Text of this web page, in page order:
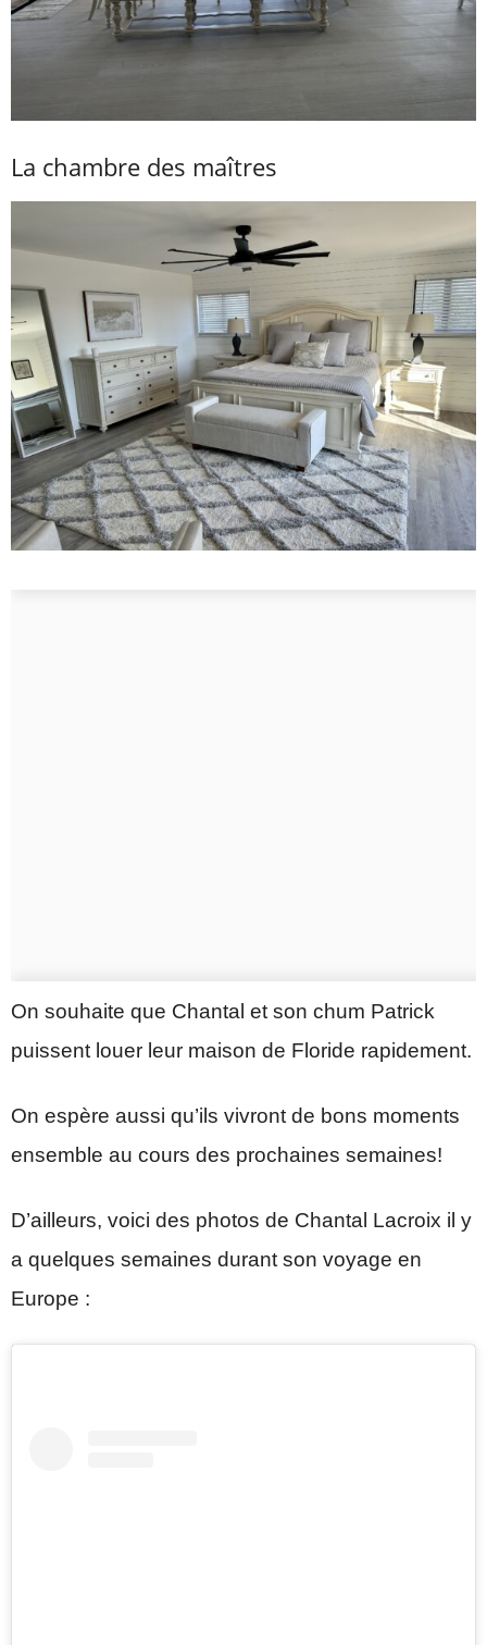
La chambre des maîtres
On souhaite que Chantal et son chum Patrick
puissent louer leur maison de Floride rapidement.
On espère aussi qu’ils vivront de bons moments
ensemble au cours des prochaines semaines!
D’ailleurs, voici des photos de Chantal Lacroix il y
a quelques semaines durant son voyage en
Europe :